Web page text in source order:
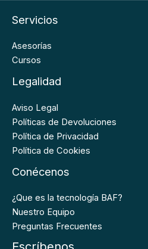
Servicios
Asesorías
Cursos
Legalidad
Aviso Legal
Políticas de Devoluciones
Política de Privacidad
Política de Cookies
Conécenos
¿Que es la tecnología BAF?
Nuestro Equipo
Preguntas Frecuentes